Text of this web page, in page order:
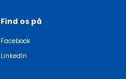
Find os på
Facebook
LinkedIn